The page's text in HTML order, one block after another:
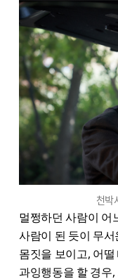
천박
멀쩡하던 사람이 어
사람이 된 듯이 무
몸짓을 보이고, 어
과잉행동을 할 경우